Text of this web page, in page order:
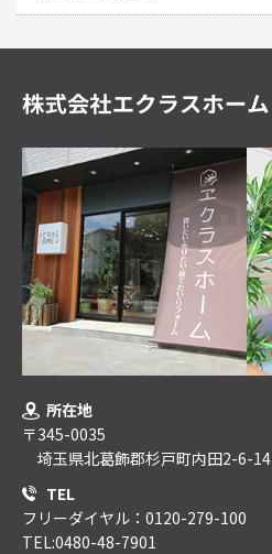
所在地
〒345-0035
埼玉県北葛飾郡杉戸町内田2-6-14
TEL
フリーダイヤル：0120-279-100
TEL:0480-48-7901